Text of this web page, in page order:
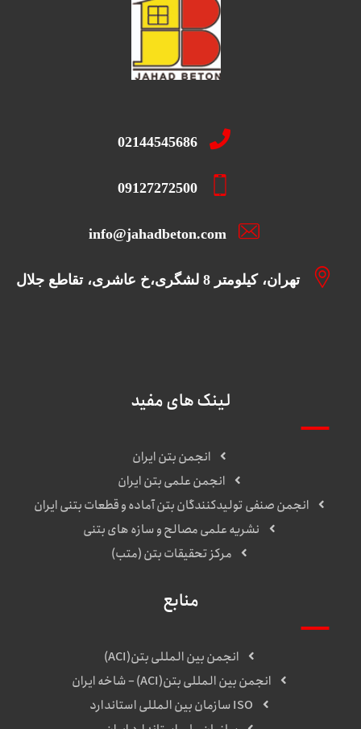
02144545686
09127272500
info@jahadbeton.com
تهران، کیلومتر 8 لشگری،خ عاشری، تقاطع جلال
لینک های مفید
انجمن بتن ایران
انجمن علمی بتن ایران
انجمن صنفی تولیدکنندگان بتن آماده و قطعات بتنی ایران
نشریه علمی مصالح و سازه های بتنی
مرکز تحقیقات بتن (متب)
منابع
انجمن بین المللی بتن(ACI)
انجمن بین المللی بتن(ACI) – شاخه ایران
ISO سازمان بین المللی استاندارد